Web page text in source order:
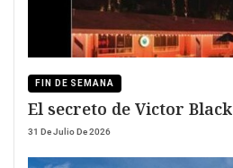
FIN DE SEMANA
El secreto de Victor Black
31 De Julio De 2026